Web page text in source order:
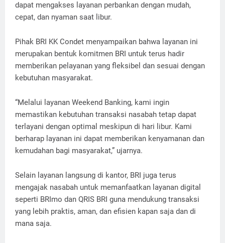
dapat mengakses layanan perbankan dengan mudah,
cepat, dan nyaman saat libur.
Pihak BRI KK Condet menyampaikan bahwa layanan ini
merupakan bentuk komitmen BRI untuk terus hadir
memberikan pelayanan yang fleksibel dan sesuai dengan
kebutuhan masyarakat.
“Melalui layanan Weekend Banking, kami ingin
memastikan kebutuhan transaksi nasabah tetap dapat
terlayani dengan optimal meskipun di hari libur. Kami
berharap layanan ini dapat memberikan kenyamanan dan
kemudahan bagi masyarakat,” ujarnya.
Selain layanan langsung di kantor, BRI juga terus
mengajak nasabah untuk memanfaatkan layanan digital
seperti BRImo dan QRIS BRI guna mendukung transaksi
yang lebih praktis, aman, dan efisien kapan saja dan di
mana saja.